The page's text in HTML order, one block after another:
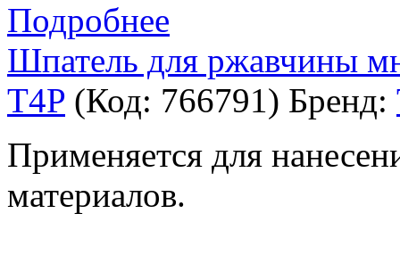
Подробнее
Шпатель для ржавчины
T4P (Код: 766791) Бренд:
Применяется для
материалов.